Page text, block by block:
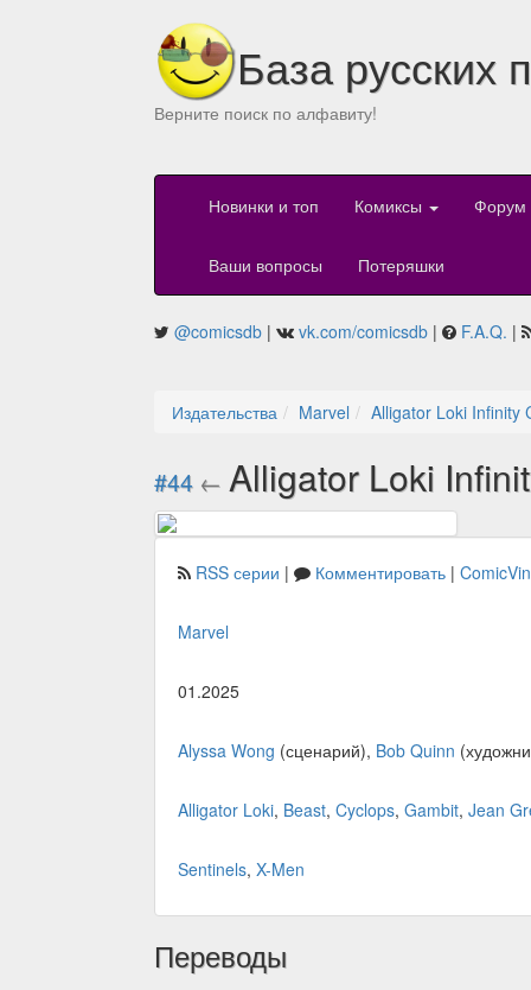
База русских
Верните поиск по алфавиту!
Новинки и топ Комиксы Форум
Ваши вопросы Потеряшки
@comicsdb | vk.com/comicsdb | F.A.Q. |
Издательства Marvel Alligator Loki Infinity
#44 ← Alligator Loki
RSS серии | Комментировать |
Marvel
01.2025
Alyssa Wong (сценарий), Bob Quinn
Alligator Loki, Beast, Cyclops, Gambit, Jean
Sentinels, X-Men
Переводы